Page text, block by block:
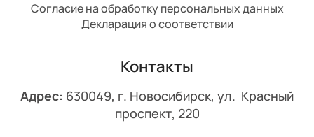
Согласие на обработку персональных данных
Декларация о соответствии
Контакты
Адрес: 630049, г. Новосибирск, ул. Красный
проспект, 220